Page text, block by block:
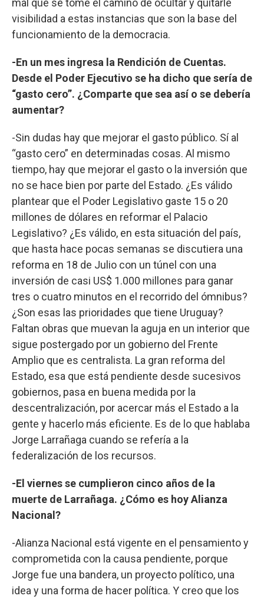
mal que se tome el camino de ocultar y quitarle
visibilidad a estas instancias que son la base del
funcionamiento de la democracia.
-En un mes ingresa la Rendición de Cuentas.
Desde el Poder Ejecutivo se ha dicho que sería de
“gasto cero”. ¿Comparte que sea así o se debería
aumentar?
-Sin dudas hay que mejorar el gasto público. Sí al
“gasto cero” en determinadas cosas. Al mismo
tiempo, hay que mejorar el gasto o la inversión que
no se hace bien por parte del Estado. ¿Es válido
plantear que el Poder Legislativo gaste 15 o 20
millones de dólares en reformar el Palacio
Legislativo? ¿Es válido, en esta situación del país,
que hasta hace pocas semanas se discutiera una
reforma en 18 de Julio con un túnel con una
inversión de casi US$ 1.000 millones para ganar
tres o cuatro minutos en el recorrido del ómnibus?
¿Son esas las prioridades que tiene Uruguay?
Faltan obras que muevan la aguja en un interior que
sigue postergado por un gobierno del Frente
Amplio que es centralista. La gran reforma del
Estado, esa que está pendiente desde sucesivos
gobiernos, pasa en buena medida por la
descentralización, por acercar más el Estado a la
gente y hacerlo más eficiente. Es de lo que hablaba
Jorge Larrañaga cuando se refería a la
federalización de los recursos.
-El viernes se cumplieron cinco años de la
muerte de Larrañaga. ¿Cómo es hoy Alianza
Nacional?
-Alianza Nacional está vigente en el pensamiento y
comprometida con la causa pendiente, porque
Jorge fue una bandera, un proyecto político, una
idea y una forma de hacer política. Y creo que los